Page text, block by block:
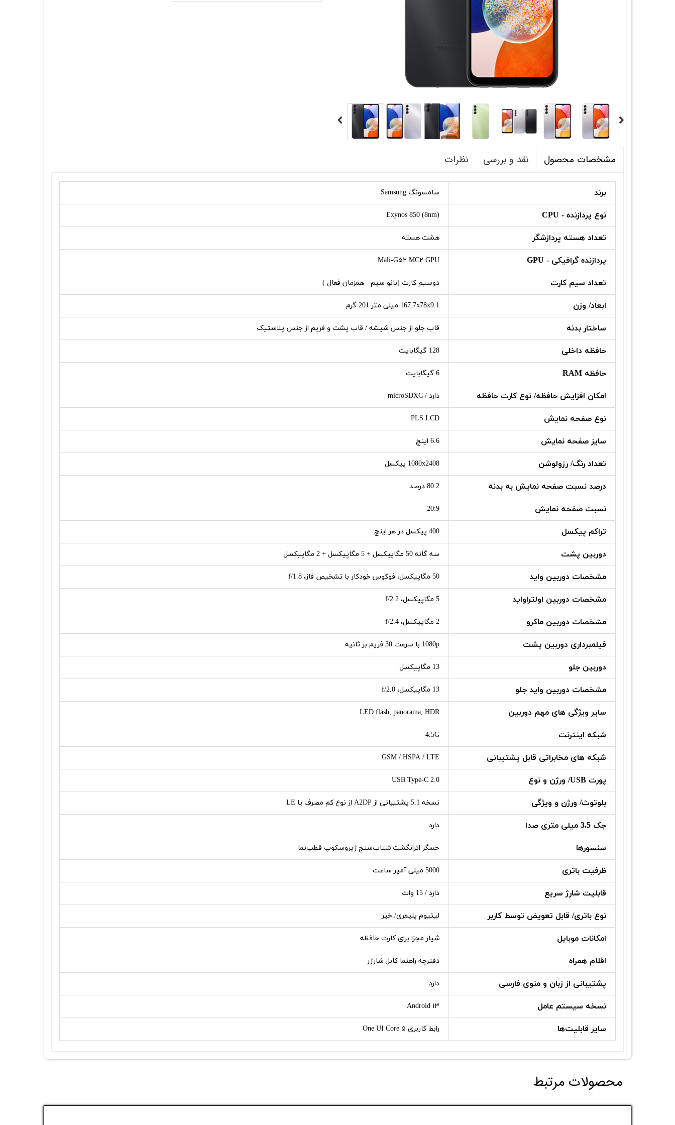
مشخصات محصول نقد و بررسی نظرات
برند سامسونگ Samsung
نوع پردازنده - CPU Exynos 850 (8nm)
تعداد هسته پردازشگر هشت هسته
پردازنده گرافیکی - GPU Mali-G۵۲ MC۲ GPU
تعداد سیم کارت دوسیم کارت (نانو سیم - همزمان فعال )
ابعاد/ وزن 167.7x78x9.1 میلی متر 201 گرم
ساختار بدنه قاب جلو از جنس شیشه / قاب پشت و فریم از جنس پلاستیک
حافظه داخلی 128 گیگابایت
حافظه RAM 6 گیگابایت
امکان افزایش حافظه/ نوع کارت حافظه دارد / microSDXC
نوع صفحه نمایش PLS LCD
سایز صفحه نمایش 6.6 اینچ
تعداد رنگ/ رزولوشن 1080x2408 پیکسل
درصد نسبت صفحه نمایش به بدنه 80.2 درصد
نسبت صفحه نمایش 20:9
تراکم پیکسل 400 پیکسل در هر اینچ
دوربین پشت سه گانه 50 مگاپیکسل + 5 مگاپیکسل + 2 مگاپیکسل
مشخصات دوربین واید 50 مگاپیکسل، فوکوس خودکار با تشخیص فاز، f/1.8
مشخصات دوربین اولتراواید 5 مگاپیکسل، f/2.2
مشخصات دوربین ماکرو 2 مگاپیکسل، f/2.4
فیلمبرداری دوربین پشت 1080p با سرعت 30 فریم بر ثانیه
دوربین جلو 13 مگاپیکسل
مشخصات دوربین واید جلو 13 مگاپیکسل، f/2.0
سایر ویژگی‌ های مهم دوربین LED flash, panorama, HDR
شبکه اینترنت 4.5G
شبکه‌ های مخابراتی قابل پشتیبانی GSM / HSPA / LTE
پورت USB/ ورژن و نوع USB Type-C 2.0
بلوتوث/ ورژن و ویژگی نسخه 5.1 پشتیبانی از A2DP از نوع کم مصرف یا LE
جک 3.5 میلی متری صدا دارد
سنسورها حسگر اثرانگشت شتاب‌سنج ژیروسکوپ قطب‌نما
ظرفیت باتری 5000 میلی آمپر ساعت
قابلیت شارژ سریع دارد / 15 وات
نوع باتری/ قابل تعویض توسط کاربر لیتیوم پلیمری/ خیر
امکانات موبایل شیار مجزا برای کارت حافظه
اقلام همراه دفترچه‌ راهنما کابل شارژر
پشتیبانی از زبان و منوی فارسی دارد
نسخه سیستم عامل Android ۱۳
سایر قابلیت‌ها رابط کاربری One UI Core ۵
محصولات مرتبط